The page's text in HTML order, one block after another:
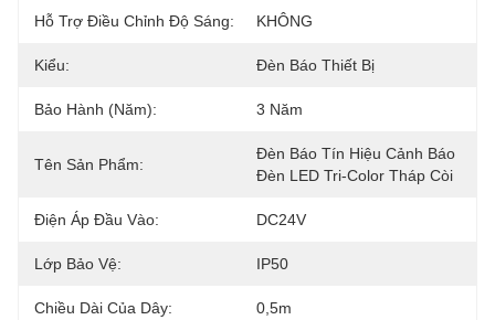
Hỗ Trợ Điều Chỉnh Độ Sáng: KHÔNG
Kiểu: Đèn Báo Thiết Bị
Bảo Hành (Năm): 3 Năm
Tên Sản Phẩm:
Đèn Báo Tín Hiệu Cảnh Báo
Đèn LED Tri-Color Tháp Còi
Điện Áp Đầu Vào: DC24V
Lớp Bảo Vệ: IP50
Chiều Dài Của Dây: 0,5m